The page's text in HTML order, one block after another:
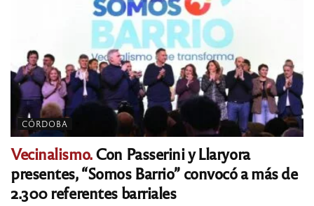
CÓRDOBA
Vecinalismo.Con Passerini y Llaryora
presentes, “Somos Barrio” convocó a más de
2.300 referentes barriales